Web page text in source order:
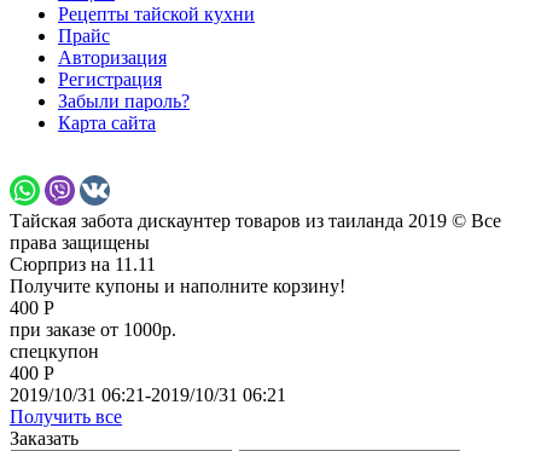
Рецепты тайской кухни
Прайс
Авторизация
Регистрация
Забыли пароль?
Карта сайта
Тайская забота дискаунтер товаров из таиланда 2019 © Все
права защищены
Сюрприз на 11.11
Получите купоны и наполните корзину!
400 Р
при заказе от 1000р.
спецкупон
400 Р
2019/10/31 06:21-2019/10/31 06:21
Получить все
Заказать